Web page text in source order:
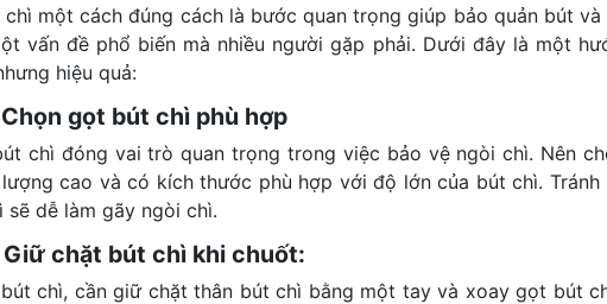
chì một cách đúng cách là bước quan trọng giúp bảo quản bút
vấn đề phổ biến mà nhiều người gặp phải. Dưới đây là một
hiệu quả:
gọt bút chì phù hợp
chì đóng vai trò quan trọng trong việc bảo vệ ngòi chì. Nên
cao và có kích thước phù hợp với độ lớn của bút chì.
sẽ dễ làm gãy ngòi chì.
chặt bút chì khi chuốt:
chì, cần giữ chặt thân bút chì bằng một tay và xoay gọt bút